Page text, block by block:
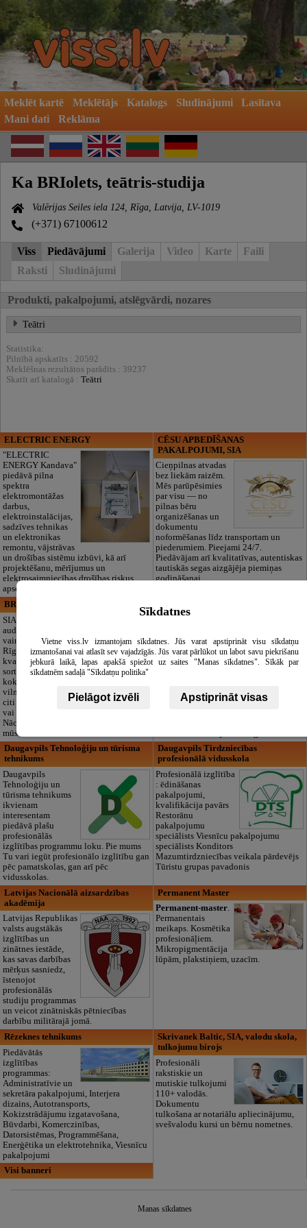
Meklēt kartē Meklētājs Katalogs Sludinājumi
Lasītava
Mani dati
Reklāma
Ka BRIolets, teātris-studija
Valērijas Seiles iela 124, Rīga, Latvija, LV-1019
(+371) 67100612
Viss Piedāvājumi Galerija Video Karte
Faili
Raksti
Sludinājumi
Produkti, pakalpojumi, atslēgvārdi, nozares
Teātri
Statistika:
Pilnībā apskatīts : 20592
Meklēšnas rezultātos parādīts : 39237
Skatīt arī katalogā : Teātri
ELECTRIC ENERGY
"ELECTRIC
ENERGY Kandava"
piedāvā pilna
spektra
elektromontāžas
darbus,
elektroinstalācijas,
sadzīves tehnikas
un elektronikas
remontu, vājstrāvas
un drošības sistēmu izbūvi, kā arī
projektēšanu, mērījumus un
elektrosaimniecības drošības riskus
apsekošanu.
CĒSU APBEDĪŠANAS
PAKALPOJUMI, SIA
Cieņpilnas atvadas
bez liekām raizēm.
Mēs parūpēsimies
par visu — no
pilnas bēru
organizēšanas un
dokumentu
noformēšanas līdz transportam un
piederumiem. Pieejami 24/7.
Piedāvājam arī kvalitatīvas, autentiskas
tautiskās segas aizgājēja piemiņas
godināšanai.
BRISTOLS ES, SIA
SIA "Bristols ES"
audumu outlet un
vairumtirdzniecība
Rīgā. Plašs un
kvalitatīvs tekstila
sortiments:
kokvilna, lins, zīds,
vilna, trikotāža un
citi audumi šūšanai
vai ražošanai.
Nāciet un iepazīstieties ar pilnu klāstu
mūsu noliktavā klātienē!
izglītības iestāde
izglītības iestāde
“Maza Rasiņa” –
privātais bērnudārzs
no 10 mēnešiem
līdz 6 gadiem. Licencētas programmas
Daugavpils Tehnoloģiju un tūrisma
tehnikums
Daugavpils
Tehnoloģiju un
tūrisma tehnikums
ikvienam
interesentam
piedāvā plašu
profesionālās
izglītības programmu loku. Pie mums
Tu vari iegūt profesionālo izglītību gan
pēc pamatskolas, gan arī pēc
vidusskolas.
Daugavpils Tirdzniecības
profesionālā vidusskola
Profesionālā izglītība
: ēdināšanas
pakalpojumi,
kvalifikācija pavārs
Restorānu
pakalpojumu
speciālists Viesnīcu pakalpojumu
speciālists Konditors
Mazumtirdzniecības veikala pārdevējs
Tūristu grupas pavadonis
Latvijas Nacionālā aizsardzības
akadēmija
Latvijas Republikas
valsts augstākās
izglītības un
zinātnes iestāde,
kas savas darbības
mērķus sasniedz,
īstenojot
profesionālās
studiju programmas
un veicot zinātniskās pētniecības
darbību militārajā jomā.
Permanent Master
Permanent-master.
Permanentais
meikaps. Kosmētika
profesionāļiem.
Mikropigmentācija
lūpām, plakstiņiem, uzacīm.
Rēzeknes tehnikums
Piedāvātās
izglītības
programmas:
Administratīvie un
sekretāra pakalpojumi, Interjera
dizains, Autotransports,
Kokizstrādājumu izgatavošana,
Būvdarbi, Komerczinības,
Datorsistēmas, Programmēšana,
Enerģētika un elektrotehnika, Viesnīcu
pakalpojumi
Skrivanek Baltic, SIA, valodu skola,
tulkojumu birojs
Profesionāli
rakstiskie un
mutiskie tulkojumi
110+ valodās.
Dokumentu
tulkošana ar notariālu apliecinājumu,
svešvalodu kursi un bērnu nometnes.
Visi banneri
Sīkdatnes
Vietne viss.lv izmantojam sīkdatnes. Jūs varat apstiprināt visu sīkdatņu
izmantošanai vai atlasīt sev vajadzīgās. Jūs varat pārlūkot un labot savu piekrišanu
jebkurā laikā, lapas apakšā spiežot uz saites "Manas sīkdatnes". Sīkāk par
sīkdatnēm sadaļā "Sīkdatņu politika"
Pielāgot izvēli Apstiprināt visas
Manas sīkdatnes